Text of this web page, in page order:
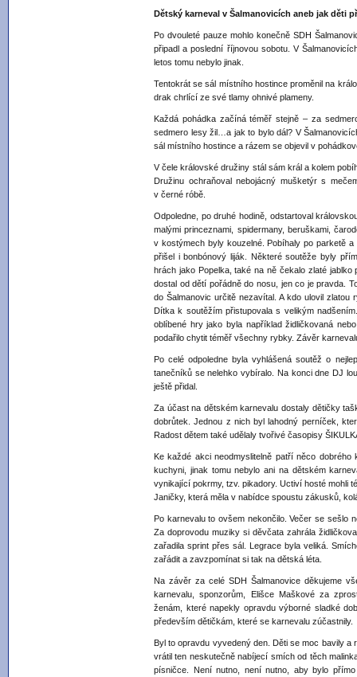
Dětský karneval v Šalmanovicích aneb jak děti
Po dvouleté pauze mohlo konečně SDH
připadl a poslední říjnovou sobotu. V
letos tomu nebylo jinak.
Tentokrát se sál místního hostince proměnil na
drak chrlící ze své tlamy ohnivé plameny.
Každá pohádka začíná téměř stejně – za
sedmero lesy žil…a jak to bylo dál? V
sál místního hostince a rázem se objevil v
V čele královské družiny stál sám král a kolem
Družinu ochraňoval nebojácný mušketýr s
v černé róbě.
Odpoledne, po druhé hodině, odstartoval
malými princeznami, spidermany, beruškami,
v kostýmech byly kouzelné. Pobíhaly po parketě
přišel i bonbónový liják. Některé soutěže byly
hrách jako Popelka, také na ně čekalo zlaté
dostal od dětí pořádně do nosu, jen co je pravda.
do Šalmanovic určitě nezavítal. A kdo ulovil
Dítka k soutěžím přistupovala s velikým
oblíbené hry jako byla například židličkovaná
podařilo chytit téměř všechny rybky. Závěr
Po celé odpoledne byla vyhlášená soutěž o
tanečníků se nelehko vybíralo. Na konci dne DJ
ještě přidal.
Za účast na dětském karnevalu dostaly dětičky
dobrůtek. Jednou z nich byl lahodný perníček,
Radost dětem také udělaly tvořivé časopisy
Ke každé akci neodmyslitelně patří něco
kuchyni, jinak tomu nebylo ani na dětském
vynikající pokrmy, tzv. pikadory. Uctiví hosté mohli
Janičky, která měla v nabídce spoustu zákusků,
Po karnevalu to ovšem nekončilo. Večer se sešlo
Za doprovodu muziky si děvčata zahrála
zařadila sprint přes sál. Legrace byla veliká.
zařádit a zavzpomínat si tak na dětská léta.
Na závěr za celé SDH Šalmanovice děkujeme
karnevalu, sponzorům, Elišce Maškové za
ženám, které napekly opravdu výborné sladké
především dětičkám, které se karnevalu zúčastnily.
Byl to opravdu vyvedený den. Děti se moc bavily
vrátil ten neskutečně nabíjecí smích od těch
písničce. Není nutno, není nutno, aby bylo